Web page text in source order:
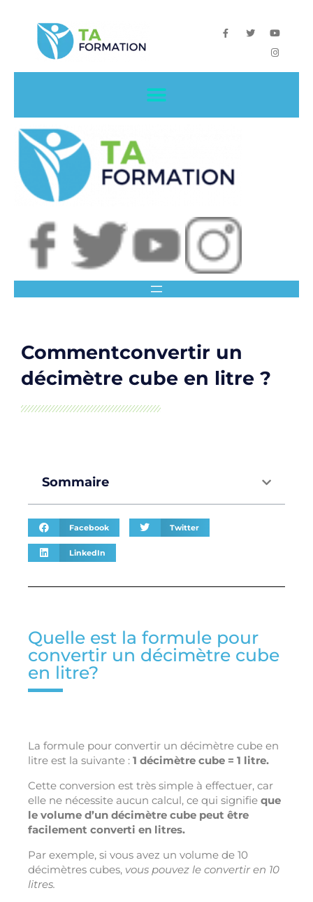
Commentconvertir un
décimètre cube en litre ?
Sommaire
Facebook Twitter
LinkedIn
Quelle est la formule pour
convertir un décimètre cube
en litre?
La formule pour convertir un décimètre cube en
litre est la suivante : 1 décimètre cube = 1 litre.
Cette conversion est très simple à effectuer, car
elle ne nécessite aucun calcul, ce qui signifie que
le volume d’un décimètre cube peut être
facilement converti en litres.
Par exemple, si vous avez un volume de 10
décimètres cubes, vous pouvez le convertir en 10
litres.